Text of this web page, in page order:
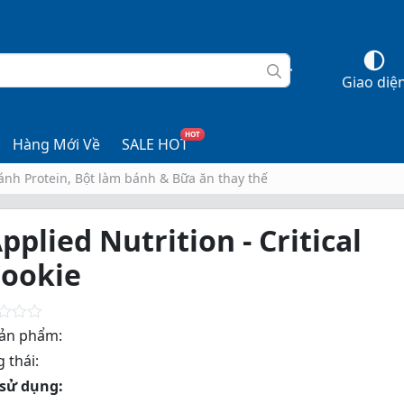
Giao
Hàng Mới Về SALE HOT
HOT
Protein, Bột làm bánh & Bữa ăn thay thế
Nutrition - Critical
phẩm:
thái:
dụng: